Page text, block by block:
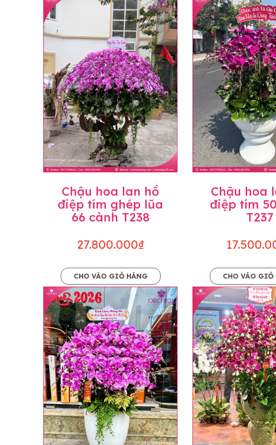
loại hoa và phụ kiện thay thế, vẫn giữ nguyên mức giá
đặt, chúng tôi sẽ chủ động thay thế loại hoa lan khác
Lưu ý về giá niêm yết
• Giá trên website chưa bao gồm thuế giá trị gia tăng
• Giá trên được miễn ship giao trong nội thành, miễn
• Beautiful Orchids liên kết với các cửa hàng trên toàn
mặt bằng, nguyên vật liệu,..) nên giá có thể sẽ thay đổi
giá trước khi đặt hàng, shop sẽ chủ động báo giá chính
Chậu hoa lan hồ
điệp tím ghép lũa
66 cành T238
27.800.000₫
CHO VÀO GIỎ HÀNG
Chậu hoa
điệp tím
T237
CHO VÀO GIỎ